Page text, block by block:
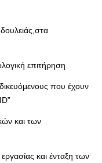
επιτήρηση
που έχουν
και των
και ένταξη των